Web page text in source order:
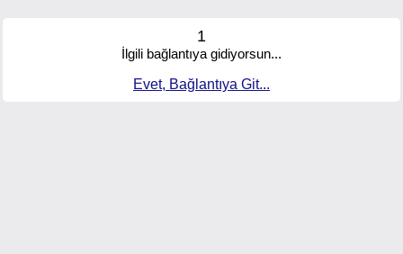
1
İlgili bağlantıya gidiyorsun...
Evet, Bağlantıya Git...